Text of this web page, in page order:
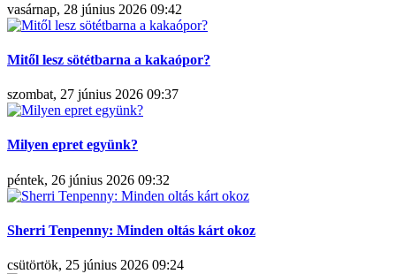
vasárnap, 28 június 2026 09:42
Mitől lesz sötétbarna a kakaópor?
szombat, 27 június 2026 09:37
Milyen epret együnk?
péntek, 26 június 2026 09:32
Sherri Tenpenny: Minden oltás kárt okoz
csütörtök, 25 június 2026 09:24